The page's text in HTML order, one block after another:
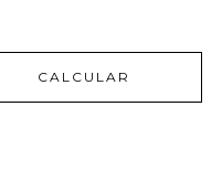
CALCULAR